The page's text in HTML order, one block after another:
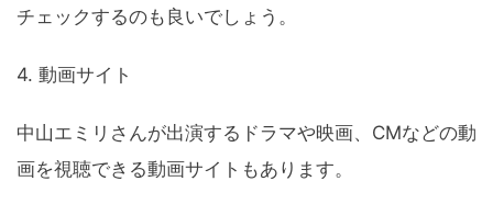
チェックするのも良いでしょう。
4. 動画サイト
中山エミリさんが出演するドラマや映画、CMなどの動
画を視聴できる動画サイトもあります。